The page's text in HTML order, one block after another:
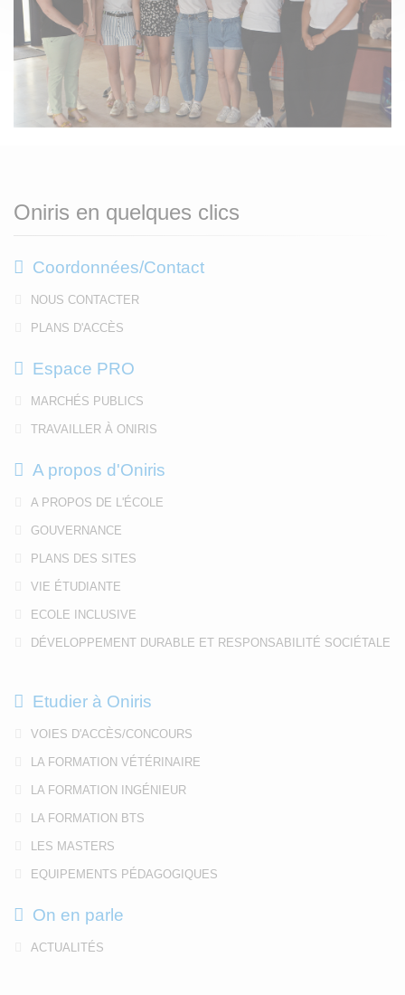
Oniris en quelques clics
Coordonnées/Contact
NOUS CONTACTER
PLANS D'ACCÈS
Espace PRO
MARCHÉS PUBLICS
TRAVAILLER À ONIRIS
A propos d'Oniris
A PROPOS DE L'ÉCOLE
GOUVERNANCE
PLANS DES SITES
VIE ÉTUDIANTE
ECOLE INCLUSIVE
DÉVELOPPEMENT DURABLE ET RESPONSABILITÉ SOCIÉTALE
Etudier à Oniris
VOIES D'ACCÈS/CONCOURS
LA FORMATION VÉTÉRINAIRE
LA FORMATION INGÉNIEUR
LA FORMATION BTS
LES MASTERS
EQUIPEMENTS PÉDAGOGIQUES
On en parle
ACTUALITÉS